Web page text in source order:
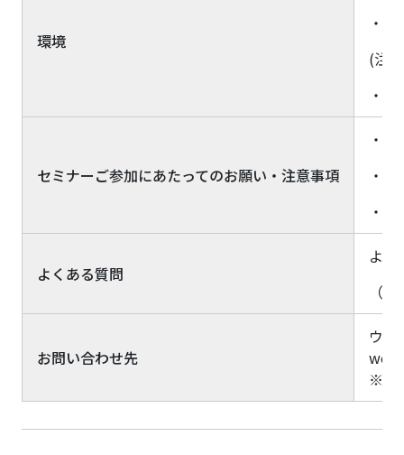
環境
・
(注)
・
セミナーご参加にあたってのお願い・注意事項
・
・
・
よくある質問
よく
（
お問い合わせ先
ウェ
※メ